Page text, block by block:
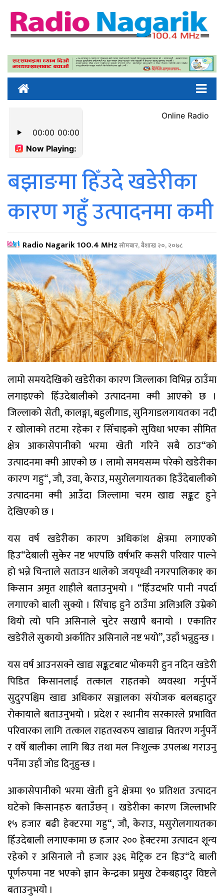
बझाङमा हिँउदे खडेरीका
कारण गहुँ उत्पादनमा कमी
Radio Nagarik 100.4 MHzसोमबार, बैशाख २०, २०७८
लामो समयदेखिको खडेरीका कारण जिल्लाका विभिन्न ठाउँमा
लगाइएको हिँउदेबालीको उत्पादनमा क्मी आएको छ ।
जिल्लाको सेती, कालङ्गा, बहुलीगाड, सुनिगाडलगायतका नदी
र खोलाको तटमा रहेका र सिँचाइको सुविधा भएका सीमित
क्षेत्र आकासेपानीको भरमा खेती गरिने सबै ठाउ“को
उत्पादनमा क्मी आएको छ । लामो समयसम्म परेको खडेरीका
कारण गहु“, जौ, उवा, केराउ, मसुरोलगायतका हिउँदेबालीको
उत्पादनमा क्मी आउँदा जिल्लामा चरम खाद्य सङ्कट हुने
देखिएको छ ।
यस वर्ष खडेरीका कारण अधिकांश क्षेत्रमा लगाएको
हिउ“देबाली सुकेर नष्ट भएपछि वर्षभरि कसरी परिवार पाल्ने
हो भन्ने चिन्ताले सताउन थालेको जयपृथ्वी नगरपालिका­१ का
किसान अमृत शाहीले बताउनुभयो । “हिँउदभरि पानी नपर्दा
लगाएको बाली सुक्यो । सिँचाइ हुने ठाउँमा अलिअलि उम्रेको
थियो त्यो पनि असिनाले चुटेर सखापै बनायो । एकातिर
खडेरीले सुकायो अर्कातिर असिनाले नष्ट भयो’’, उहाँ भन्नुहुन्छ ।
यस वर्ष आउनसक्ने खाद्य सङ्कटबाट भोकमरी हुन नदिन खडेरी
पिडित किसानलाई तत्काल राहतको व्यवस्था गर्नुपर्ने
सुदुरपश्चिम खाद्य अधिकार सञ्जालका संयोजक बलबहादुर
रोकायाले बताउनुभयो । प्रदेश र स्थानीय सरकारले प्रभावित
परिवारका लागि तत्काल राहतस्वरुप खाद्यान्न वितरण गर्नुपर्ने
र वर्षे बालीका लागि बिउ तथा मल निःशुल्क उपलब्ध गराउनु
पर्नेमा उहाँ जोड दिनुहुन्छ ।
आकासेपानीको भरमा खेती हुने क्षेत्रमा ९० प्रतिशत उत्पादन
घटेको किसानहरु बताउँछन् । खडेरीका कारण जिल्लाभरि
१५ हजार बढी हेक्टरमा गहु“, जौ, केराउ, मसुरोलगायतका
हिँउदेबाली लगाएकामा छ हजार २०० हेक्टरमा उत्पादन शून्य
रहेको र असिनाले नौ हजार ३३६ मेट्रिक टन हिउ“दे बाली
पूर्णरुपमा नष्ट भएको ज्ञान केन्द्रका प्रमुख टेकबहादुर विष्टले
बताउनुभयो ।